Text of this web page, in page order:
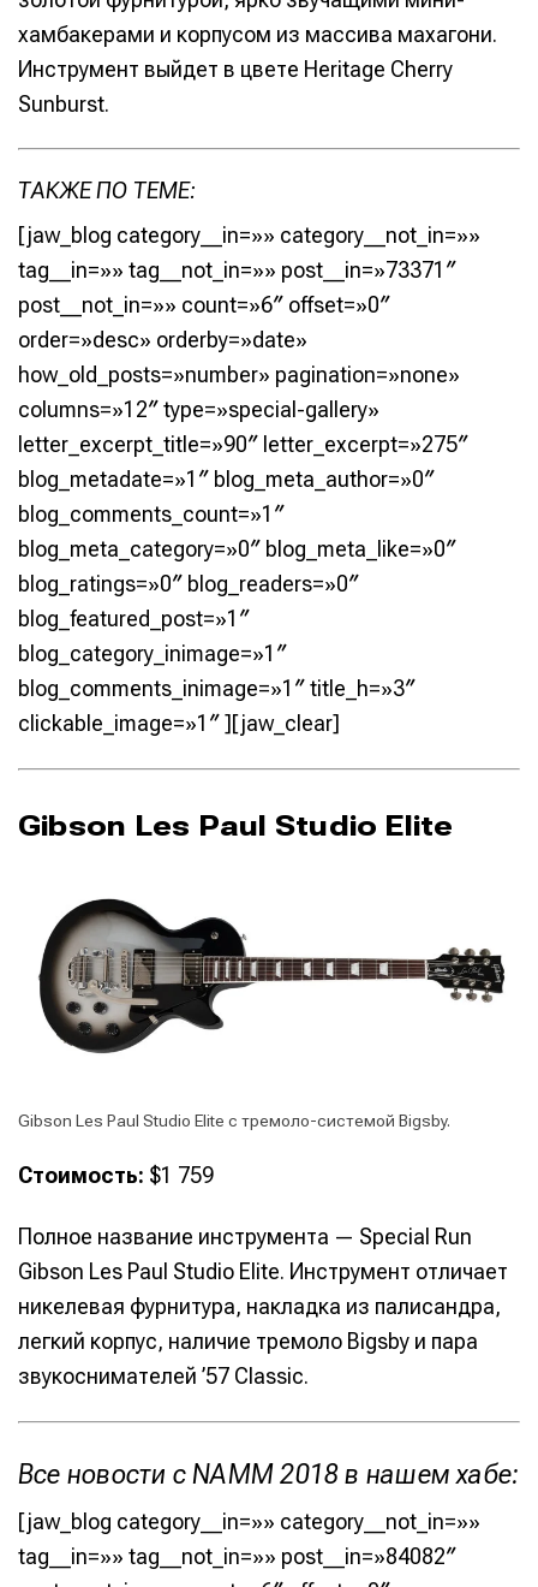
Вы сможете общаться в комментариях,
Вы сможете общаться в комментариях,
Вы сможете общаться в комментариях,
Написание
Исполнение
Продакшн
Инструменты
Оборудование
Софт
Индустрия
Сцена
Вы сможете общаться в комментариях,
Написание
Исполнение
Продакшн
Инструменты
Оборудование
Софт
Индустрия
Сцена
хамбакерами и корпусом из массива махагони.
Инструмент выйдет в цвете Heritage Cherry
Sunburst.
ТАКЖЕ ПО ТЕМЕ:
[jaw_blog category__in=»» category__not_in=»»
tag__in=»» tag__not_in=»» post__in=»73371″
post__not_in=»» count=»6″ offset=»0″
order=»desc» orderby=»date»
how_old_posts=»number» pagination=»none»
columns=»12″ type=»special-gallery»
letter_excerpt_title=»90″ letter_excerpt=»275″
blog_metadate=»1″ blog_meta_author=»0″
blog_comments_count=»1″
blog_meta_category=»0″ blog_meta_like=»0″
blog_ratings=»0″ blog_readers=»0″
blog_featured_post=»1″
blog_category_inimage=»1″
blog_comments_inimage=»1″ title_h=»3″
clickable_image=»1″ ][jaw_clear]
Gibson Les Paul Studio Elite
Gibson Les Paul Studio Elite с тремоло-системой Bigsby.
Стоимость: $1 759
Полное название инструмента — Special Run
Gibson Les Paul Studio Elite. Инструмент отличает
никелевая фурнитура, накладка из палисандра,
легкий корпус, наличие тремоло Bigsby и пара
звукоснимателей ’57 Classic.
Все новости с NAMM 2018 в нашем хабе:
[jaw_blog category__in=»» category__not_in=»»
tag__in=»» tag__not_in=»» post__in=»84082″